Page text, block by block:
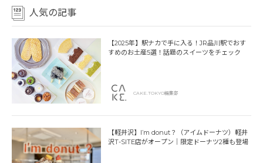
人気の記事
【2025年】駅ナカで手に入る！JR品川駅でおす
すめのお土産5選！話題のスイーツをチェック
CAKE.TOKYO編集部
【軽井沢】I’m donut？（アイムドーナツ）軽井
沢T-SITE店がオープン｜限定ドーナツ2種も登場